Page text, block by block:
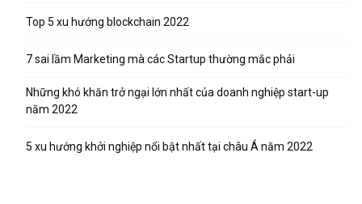
Top 5 xu hướng blockchain 2022
7 sai lầm Marketing mà các Startup thường mắc phải
Những khó khăn trở ngại lớn nhất của doanh nghiệp start-up
năm 2022
5 xu hướng khởi nghiệp nổi bật nhất tại châu Á năm 2022